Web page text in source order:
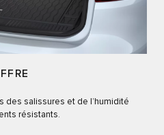
des salissures et de l’humidité
résistants.